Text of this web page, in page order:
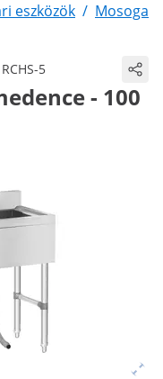
eszközök /
RCHS-5
- 100